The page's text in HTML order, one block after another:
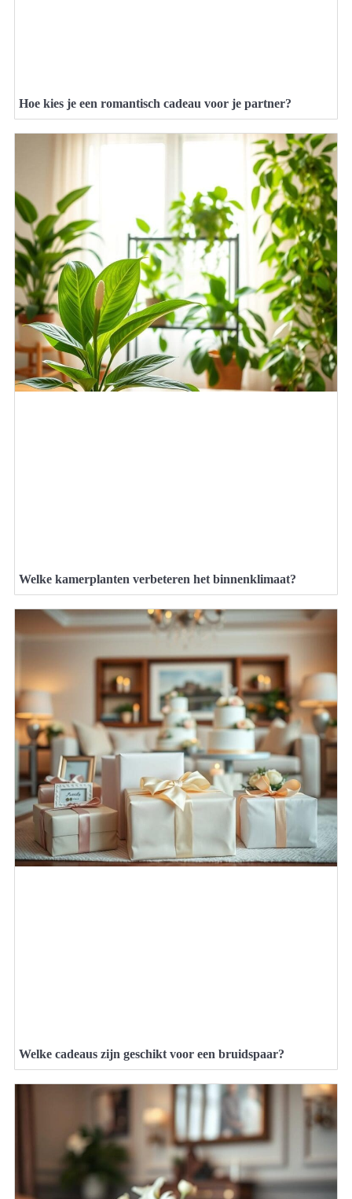
Hoe kies je een romantisch cadeau voor je partner?
Welke kamerplanten verbeteren het binnenklimaat?
Welke cadeaus zijn geschikt voor een bruidspaar?